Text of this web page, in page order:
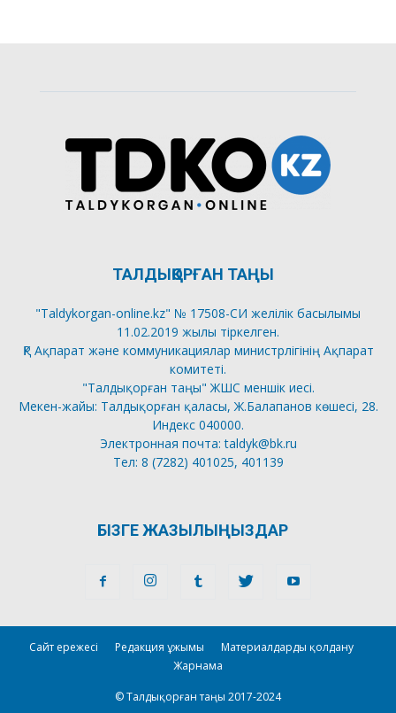
ТАЛДЫҚОРҒАН ТАҢЫ
"Taldykorgan-online.kz" № 17508-СИ желілік басылымы
11.02.2019 жылы тіркелген.
ҚР Ақпарат және коммуникациялар министрлігінің Ақпарат
комитеті.
"Талдықорған таңы" ЖШС меншік иесі.
Мекен-жайы: Талдықорған қаласы, Ж.Балапанов көшесі, 28.
Индекс 040000.
Электронная почта: taldyk@bk.ru
Тел: 8 (7282) 401025, 401139
БІЗГЕ ЖАЗЫЛЫҢЫЗДАР
Сайт ережесі Редакция ұжымы
Материалдарды қолдану
Жарнама
© Талдықорған таңы 2017-2024